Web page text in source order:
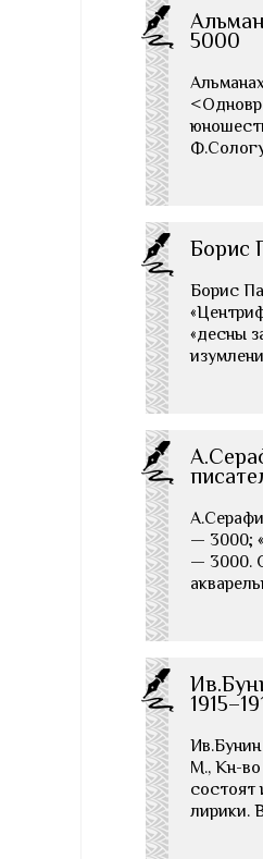
5000
Борис
Борис
«десны
— 3000;
— 3000.
М., Кн-во
состоят
лирики.